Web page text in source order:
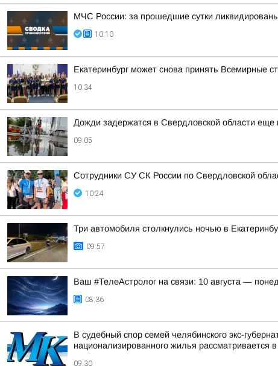
МЧС России: за прошедшие сутки
10:10
Екатеринбург может снова принять Всемирные
10:34
Дожди задержатся в Свердловской области еще
09:05
Сотрудники СУ СК России по Свердловской
10:24
Три автомобиля столкнулись ночью в
09:57
Ваш #ТелеАстролог на связи: 10 августа —
08:36
В судебный спор семей челябинского экс-
национализированного жилья рассматривается
09:30